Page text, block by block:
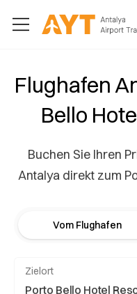
Flughafen
Bello
Buchen Sie Ihren
Antalya direkt zum
Vom Flughafen
Zielort